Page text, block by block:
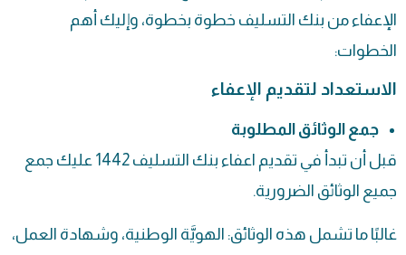
الإعفاء من بنك التسليف خطوة بخطوة، وإليك أهم
الخطوات:
الاستعداد لتقديم الإعفاء
جمع الوثائق المطلوبة
قبل أن تبدأ في تقديم اعفاء بنك التسليف 1442 عليك جمع
جميع الوثائق الضرورية.
غالبًا ما تشمل هذه الوثائق: الهويَّة الوطنية، وشهادة العمل،